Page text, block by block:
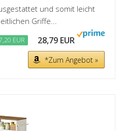
und somit leicht
Griffe...
EUR 28,79 EUR
*Zum Angebot »